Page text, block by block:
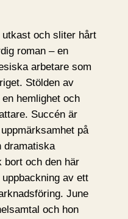
och sliter hårt
roman – en
arbetare som
Stölden av
hemlighet och
Succén är
på
dramatiska
bort och den här
av ett
June
och hon